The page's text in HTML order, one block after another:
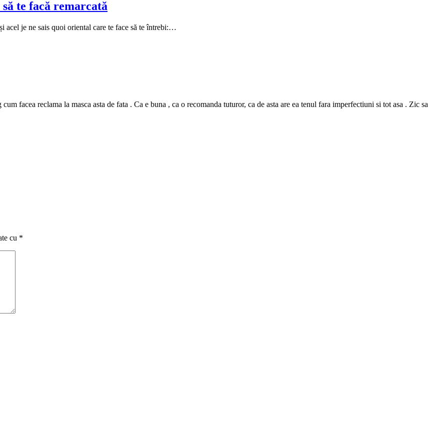
te facă remarcată
acel je ne sais quoi oriental care te face să te întrebi:…
facea reclama la masca asta de fata . Ca e buna , ca o recomanda tuturor, ca de asta are ea tenul fara imperfectiuni si tot asa . Zic sa
cu *